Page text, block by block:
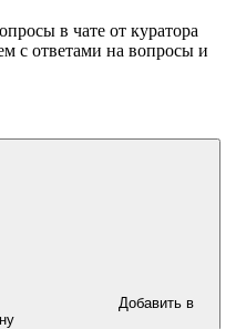
в чате от куратора
с ответами на вопросы и
Добавить в